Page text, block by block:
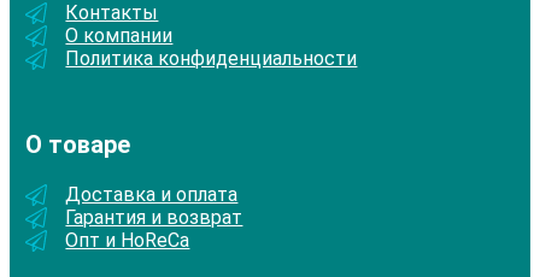
Контакты
О компании
Политика конфиденциальности
О товаре
Доставка и оплата
Гарантия и возврат
Опт и HoReCa